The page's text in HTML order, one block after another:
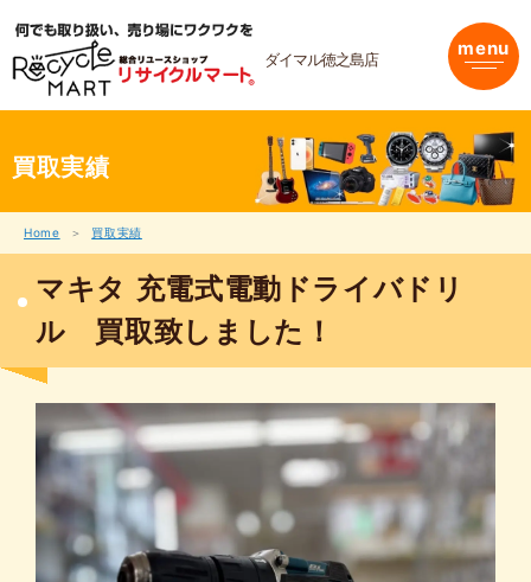
を
ス
ダイマル徳之島店 menu
買取実績
Home 買取実績
マキタ 充電式電動ドライバドリ
ル 買取致しました！